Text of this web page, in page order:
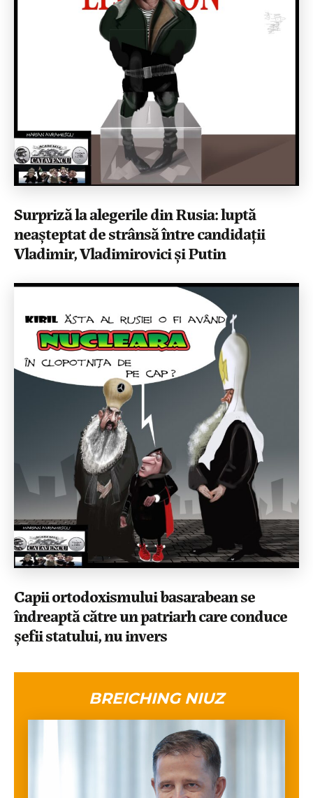
Surpriză la alegerile din Rusia: luptă
neașteptat de strânsă între candidații
Vladimir, Vladimirovici și Putin
Capii ortodoxismului basarabean se
îndreaptă către un patriarh care conduce
șefii statului, nu invers
BREICHING NIUZ